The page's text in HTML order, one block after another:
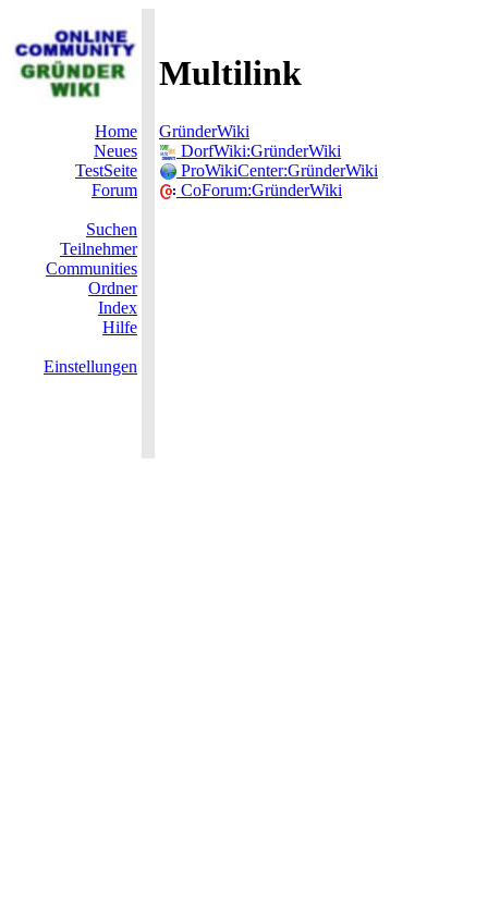
Multilink
Home
Neues
TestSeite
Forum
Suchen
Teilnehmer
Communities
Ordner
Index
Hilfe
Einstellungen
GründerWiki
DorfWiki:GründerWiki
ProWikiCenter:GründerWiki
CoForum:GründerWiki